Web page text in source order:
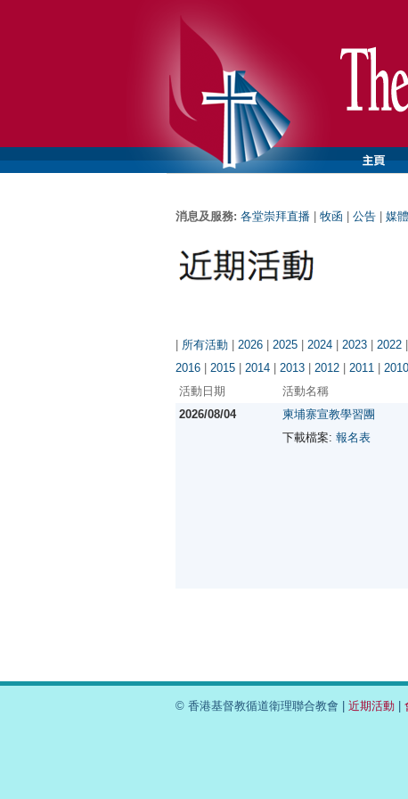
消息及服務: 各堂崇拜直播 牧函 公告 媒
| 所有活動 | 2026 | 2025 | 2024 | 2023 | 2022 |
2016 | 2015 | 2014 | 2013 | 2012 | 2011 | 2010
活動日期
活動名稱
2026/08/04
柬埔寨宣教學習團
下載檔案: 報名表
© 香港基督教循道衛理聯合教會 | 近期活動 |